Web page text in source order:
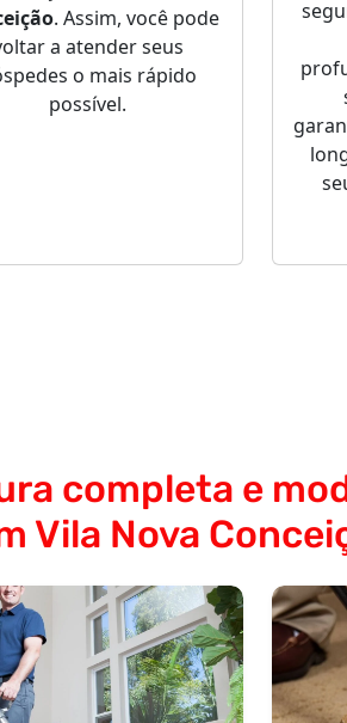
. Assim, você pode
a atender seus
o mais rápido
possível.
completa e
Vila Nova